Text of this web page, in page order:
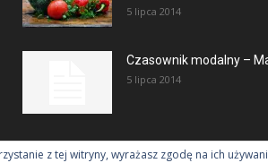
5 lipca 2014
Czasownik modalny –
5 lipca 2014
z tej witryny, wyrażasz zgodę na ich